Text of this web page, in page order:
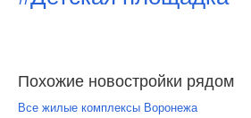
Похожие новостройки рядом
Все жилые комплексы Воронежа